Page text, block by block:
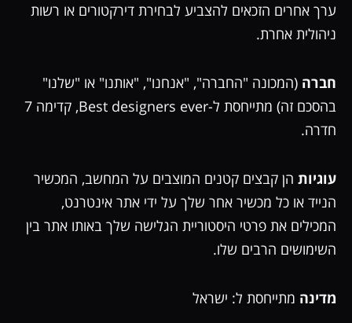
ערך אחרים הזכאים להצביע לבחירת דירקטורים או רשות
ניהולית אחרת.
חברה (המכונה "החברה", "אנחנו", "אותנו" או "שלנו"
בהסכם זה) מתייחסת ל-Best designers ever, קדימה 7
חדרה.
עוגיות הן קבצים קטנים המוצבים על המחשב, המכשיר
הנייד או כל מכשיר אחר שלך על ידי אתר אינטרנט,
המכילים את פרטי היסטוריית הגלישה שלך באותו אתר בין
השימושים הרבים שלו.
מדינה מתייחסת ל: ישראל